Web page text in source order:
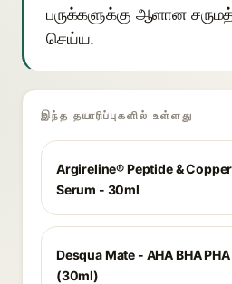
பருக்களுக்கு ஆளான
செய்ய.
இந்த தயாரிப்புகளில் உள்ளது
Argireline® Peptide &
Serum - 30ml
Desqua Mate - AHA BHA
(30ml)